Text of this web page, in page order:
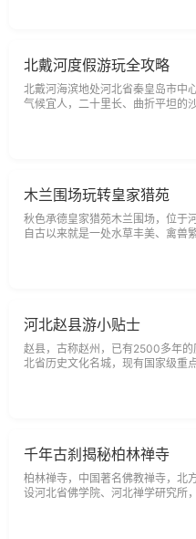
北戴河度假游玩全攻略
北戴河海滨地处河北省秦皇岛市中
气候宜人，二十里长、曲折平坦的
木兰围场玩转皇家猎苑
秋色承德皇家猎苑木兰围场，位于
自古以来就是一处水草丰美、禽兽
河北赵县游小贴士
赵县，古称赵州，已有2500多年
北省历史文化名城，现有国家级重
千年古刹揭秘柏林禅寺
柏林禅寺，中国著名佛教禅寺，北
设河北省佛学院、河北禅学研究所